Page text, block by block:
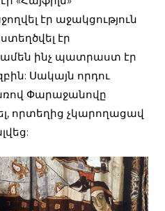
էր աջակցություն
էր
ինչ պատրաստ էր
Սակայն որդու
Փարաջանովը
որտեղից չկարողացավ